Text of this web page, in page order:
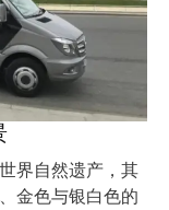
界自然遗产，其
金色与银白色的